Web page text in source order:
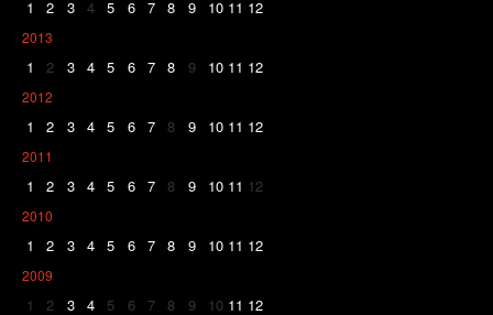
1 2 3 4 5 6 7 8 9 10 11 12
2013
1 2 3 4 5 6 7 8 9 10 11 12
2012
1 2 3 4 5 6 7 8 9 10 11 12
2011
1 2 3 4 5 6 7 8 9 10 11 12
2010
1 2 3 4 5 6 7 8 9 10 11 12
2009
1 2 3 4 5 6 7 8 9 10 11 12